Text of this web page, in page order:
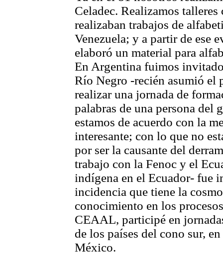
Celadec. Realizamos
realizaban trabajos de
Venezuela; y a partir de ese
elaboró un material para
En Argentina fuimos
Río Negro -recién asumió el
realizar una jornada de
palabras de una persona
estamos de acuerdo con la
interesante; con lo que no
por ser la causante del
trabajo con la Fenoc y el
indígena en el Ecuador- fue
incidencia que tiene la
conocimiento en los
CEAAL, participé en
de los países del cono sur,
México.